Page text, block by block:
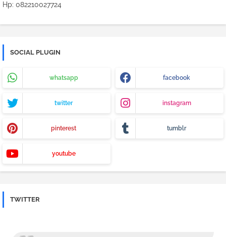
Hp: 082210027724
SOCIAL PLUGIN
whatsapp facebook
twitter instagram
pinterest tumblr
youtube
TWITTER